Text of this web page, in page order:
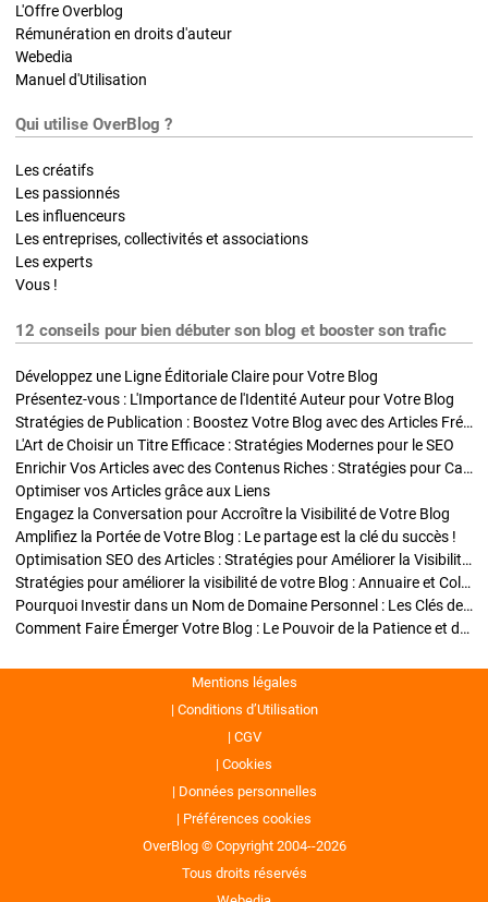
L'Offre Overblog
Rémunération en droits d'auteur
Webedia
Manuel d'Utilisation
Qui utilise OverBlog ?
Les créatifs
Les passionnés
Les influenceurs
Les entreprises, collectivités et associations
Les experts
Vous !
12 conseils pour bien débuter son blog et booster son trafic
Développez une Ligne Éditoriale Claire pour Votre Blog
Présentez-vous : L'Importance de l'Identité Auteur pour Votre Blog
Stratégies de Publication : Boostez Votre Blog avec des Articles Fréquents et Exclusifs
L'Art de Choisir un Titre Efficace : Stratégies Modernes pour le SEO
Enrichir Vos Articles avec des Contenus Riches : Stratégies pour Captiver et Optimiser
Optimiser vos Articles grâce aux Liens
Engagez la Conversation pour Accroître la Visibilité de Votre Blog
Amplifiez la Portée de Votre Blog : Le partage est la clé du succès !
Optimisation SEO des Articles : Stratégies pour Améliorer la Visibilité de Votre Blog
Stratégies pour améliorer la visibilité de votre Blog : Annuaire et Collaborations
Pourquoi Investir dans un Nom de Domaine Personnel : Les Clés de la Réussite de Votre Blog
Comment Faire Émerger Votre Blog : Le Pouvoir de la Patience et de la Persévérance
Mentions légales
Conditions d’Utilisation
CGV
Cookies
Données personnelles
Préférences cookies
OverBlog © Copyright 2004--2026
Tous droits réservés